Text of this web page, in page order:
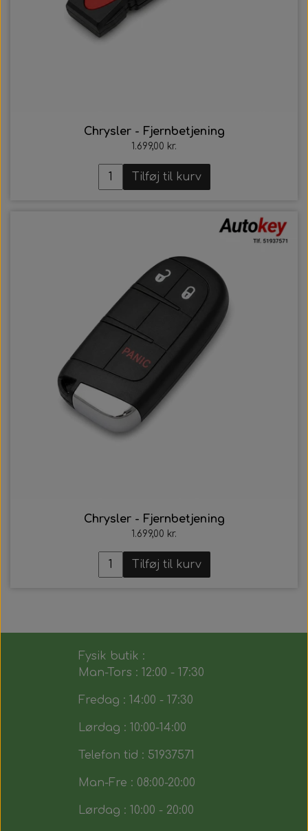
Chrysler - Fjernbetjening
1.699,00 kr.
Tilføj til kurv
Chrysler - Fjernbetjening
1.699,00 kr.
Tilføj til kurv
Fysik butik :
Man-Tors : 12:00 - 17:30
Fredag : 14:00 - 17:30
Lørdag : 10:00-14:00
Telefon tid : 51937571
Man-Fre : 08:00-20:00
Lørdag : 10:00 - 20:00